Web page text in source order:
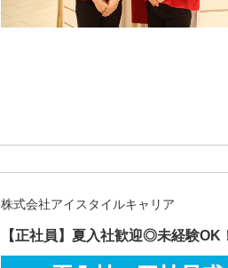
株式会社アイスタイルキャリア
【正社員】夏入社歓迎◎未経験